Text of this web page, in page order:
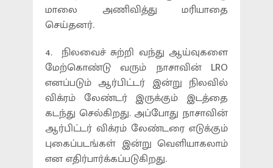
மாலை அணிவித்து மரியாதை
செய்தனர்.
4. நிலவைச் சுற்றி வந்து ஆய்வுகளை
மேற்கொண்டு வரும் நாசாவின் LRO
எனப்படும் ஆர்பிட்டர் இன்று நிலவில்
விக்ரம் லேண்டர் இருக்கும் இடத்தை
கடந்து செல்கிறது. அப்போது நாசாவின்
ஆர்பிட்டர் விக்ரம் லேண்டரை எடுக்கும்
புகைப்படங்கள் இன்று வெளியாகலாம்
என எதிர்பார்க்கப்படுகிறது.